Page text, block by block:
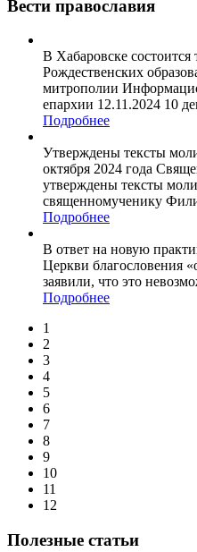
Вести православия
В Хабаровске
Рождественских
митрополии
епархии 12.11.2024 10
Подробнее
Утверждены тексты
октября 2024 года
утверждены тексты
священномученику
Подробнее
В ответ на новую
Церкви благословения
заявили, что это
Подробнее
1
2
3
4
5
6
7
8
9
10
11
12
Полезные статьи